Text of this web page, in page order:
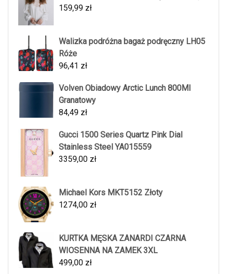
159,99 zł
Walizka podróżna bagaż podręczny LH05
Róże
96,41 zł
Volven Obiadowy Arctic Lunch 800Ml
Granatowy
84,49 zł
Gucci 1500 Series Quartz Pink Dial
Stainless Steel YA015559
3359,00 zł
Michael Kors MKT5152 Złoty
1274,00 zł
KURTKA MĘSKA ZANARDI CZARNA
WIOSENNA NA ZAMEK 3XL
499,00 zł